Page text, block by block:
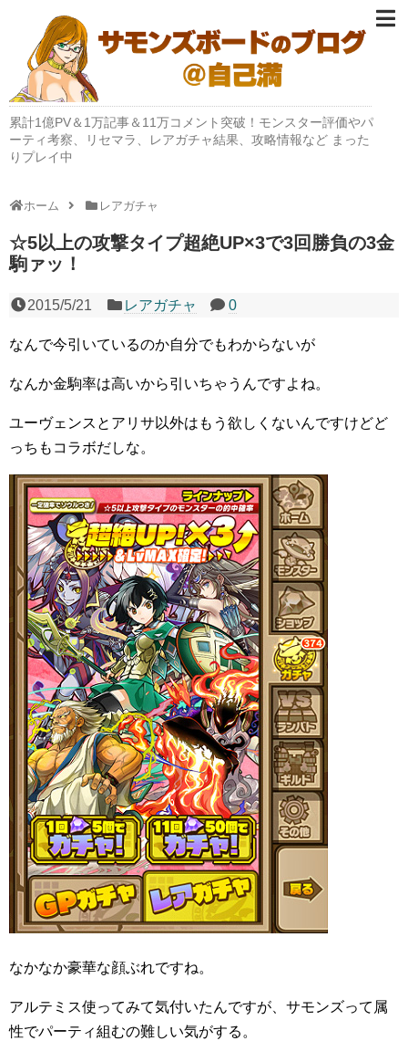
累計1億PV＆1万記事＆11万コメント突破！モンスター評価やパ
ーティ考察、リセマラ、レアガチャ結果、攻略情報など まった
りプレイ中
ホーム レアガチャ
☆5以上の攻撃タイプ超絶UP×3で3回勝負の3金
駒ァッ！
2015/5/21 レアガチャ 0
なんで今引いているのか自分でもわからないが
なんか金駒率は高いから引いちゃうんですよね。
ユーヴェンスとアリサ以外はもう欲しくないんですけどど
っちもコラボだしな。
なかなか豪華な顔ぶれですね。
アルテミス使ってみて気付いたんですが、サモンズって属
性でパーティ組むの難しい気がする。